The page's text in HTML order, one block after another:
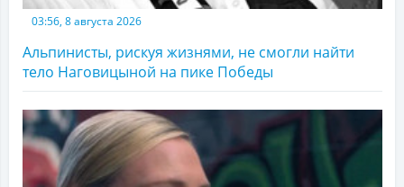
03:56, 8 августа 2026
Альпинисты, рискуя жизнями, не смогли найти
тело Наговицыной на пике Победы